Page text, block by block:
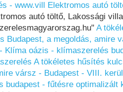
- www.vill Elektromos autó
autó töltő, Lakossági
A
Budapest, a megoldás, amire
Klíma oázis - klímaszerelés
A tökéletes hűsítés
vársz - Budapest - VIII.
budapest - fűtésre optimalizált